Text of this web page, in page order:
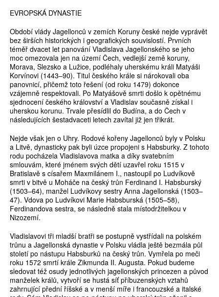
EVROPSKÁ DYNASTIE
Období vlády Jagellonců v zemích Koruny české nejde vyprávět
bez širších historických i geografických souvislostí. Prvních
téměř dvacet let panování Vladislava Jagellonského se jeho
moc omezovala jen na území Čech, vedlejší země koruny,
Morava, Slezsko a Lužice, podléhaly uherskému králi Matyáši
Korvínovi (1443–90). Titul českého krále si nárokovali oba
panovnicí, přičemž toto řešení (od roku 1479) dokonce
vzájemně respektovali. Po Matyášově smrti došlo k opětnému
sjednocení českého království a Vladislav současně získal i
uherskou korunu. Trvale přesídlil do Budína, a do Čech v
následujících šestadvaceti letech zavítal již jen třikrát.
Nejde však jen o Uhry. Rodové kořeny Jagellonců byly v Polsku
a Litvě, dynasticky pak byli úzce propojeni s Habsburky. Z tohoto
rodu pocházela Vladislavova matka a díky svatebním
smlouvám, které jménem svých dětí uzavřel roku 1515 v
Bratislavě s císařem Maxmilánem I., nastoupil po Ludvíkově
smrti v bitvě u Moháče na český trůn Ferdinand I. Habsburský
(1503–64), manžel Ludvíkovy sestry Anna Jagellonská (1503–
47). Vdova po Ludvíkovi Marie Habsburská (1505–58),
Ferdinandova sestra, se následně stala místodržitelkou v
Nizozemí.
Vladislavovi tři mladší bratři se postupně vystřídali na polském
trůnu a Jagellonská dynastie v Polsku vládla ještě bezmála půl
století po nástupu Habsburků na český trůn. Vymřela po meči
roku 1572 smrtí krále Zikmunda II. Augusta. Pokud budeme
sledovat též osudy jednotlivých jagellonských princezen a původ
manželek králů, vytvoří se hustá síť příbuzenských vztahů
zahrnující přední říšské a v menší míře i francouzské a italské